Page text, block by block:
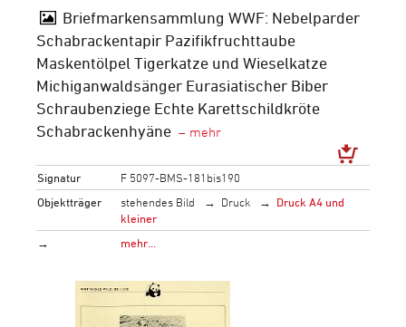
Briefmarkensammlung WWF: Nebelparder
Schabrackentapir Pazifikfruchttaube
Maskentölpel Tigerkatze und Wieselkatze
Michiganwaldsänger Eurasiatischer Biber
Schraubenziege Echte Karettschildkröte
Schabrackenhyäne
Signatur
F 5097-BMS-181bis190
Objektträger
stehendes Bild Druck
Druck A4 und
kleiner
→
mehr…